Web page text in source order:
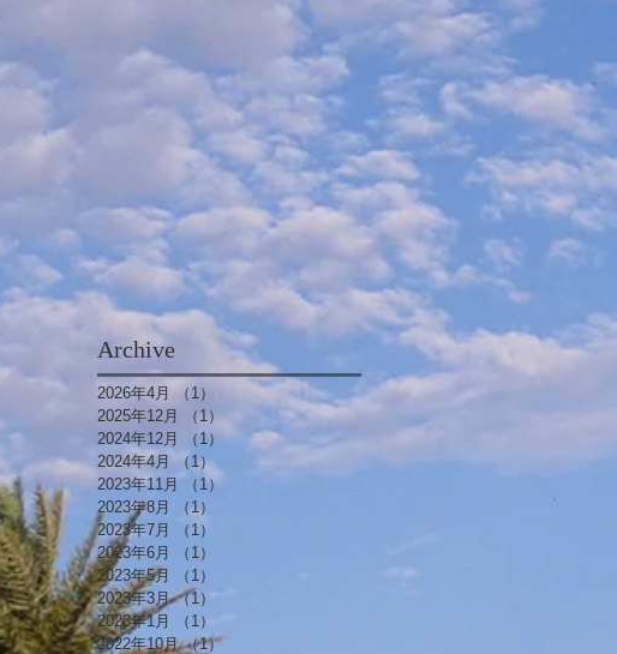
Archive
2026年4月 （1）
1件の記事
2025年12月
（1）1件の記事
2024年12月
（1）1件の記事
2024年4月 （1）
2023年11月
（1）
2023年8月
（1）
2023年7月
（1）
2023年6月
（1）
2023年5月
（1）
2023年3月 （1）
2023年1月
（1）
2022年10月 （1）